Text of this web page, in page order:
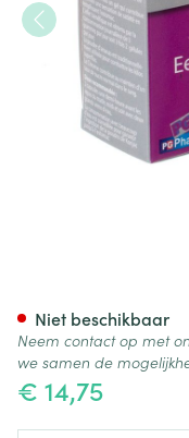
€ 14,75
Niet beschikbaar
Neem contact op met
we samen de